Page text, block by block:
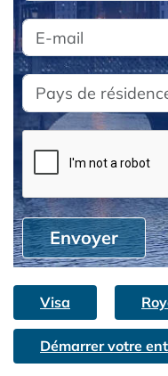
Envoyer
Visa
Démarrer votre